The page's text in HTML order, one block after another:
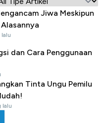
Jiwa Meskipun
lalu
dan Cara Penggunaan
Tinta Ungu Pemilu
lalu